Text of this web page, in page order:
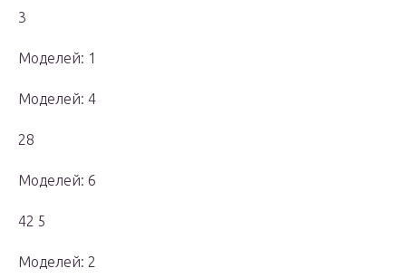
3
Моделей: 1
Моделей: 4
28
Моделей: 6
42 5
Моделей: 2